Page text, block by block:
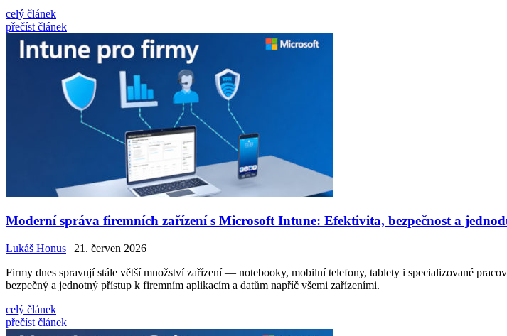
celý článek
přečíst článek
Moderní správa firemních zařízení s Microsoft Intune: Efektivita, bezpečnost a
Lukáš Honus | 21. červen 2026
Firmy dnes spravují stále větší množství zařízení — notebooky, mobilní telefony, tablety i specializované
bezpečný a jednotný přístup k firemním aplikacím a datům napříč všemi zařízeními.
celý článek
přečíst článek